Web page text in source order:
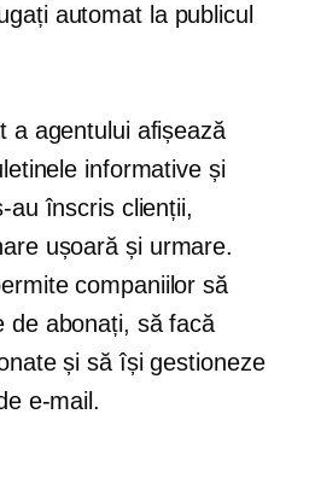
automat la publicul
a agentului afișează
informative și
au înscris clienții,
ușoară și urmare.
companiilor să
de abonați, să facă
și să își gestioneze
e-mail.